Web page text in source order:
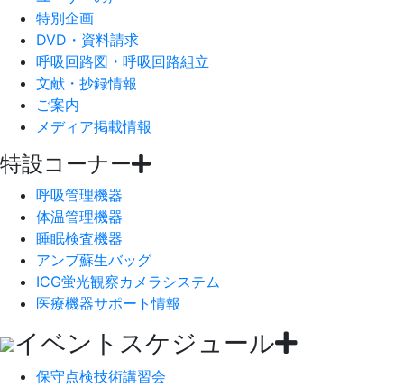
特別企画
DVD・資料請求
呼吸回路図・呼吸回路組立
文献・抄録情報
ご案内
メディア掲載情報
特設コーナー
呼吸管理機器
体温管理機器
睡眠検査機器
アンブ蘇生バッグ
ICG蛍光観察カメラシステム
医療機器サポート情報
イベントスケジュール
保守点検技術講習会